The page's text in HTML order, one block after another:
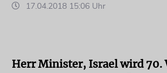
17.04.2018 15:06 Uhr
Herr Minister, Israel wird 70.